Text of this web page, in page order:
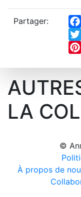
Partager:
LA
©
À propos de